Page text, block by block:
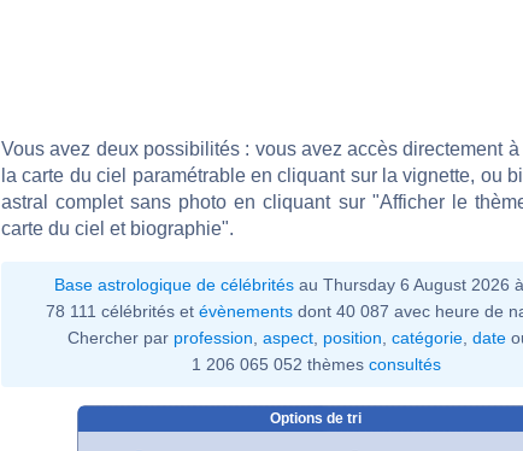
Vous avez deux possibilités : vous avez accès directement
la carte du ciel paramétrable en cliquant sur la vignette, ou
astral complet sans photo en cliquant sur "Afficher le
carte du ciel et biographie".
Base astrologique de célébrités au Thursday 6 August 2026
78 111 célébrités et évènements dont 40 087 avec heure de
Chercher par profession aspect position catégorie date
1 206 065 052 thèmes consultés
Options de tri